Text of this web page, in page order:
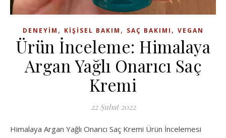
DENEYIM , KIŞISEL BAKIM , SAÇ BAKIMI , VEGAN
Ürün İnceleme: Himalaya
Argan Yağlı Onarıcı Saç
Kremi
22 Şubat 2022
Himalaya Argan Yağlı Onarıcı Saç Kremi Ürün İncelemesi